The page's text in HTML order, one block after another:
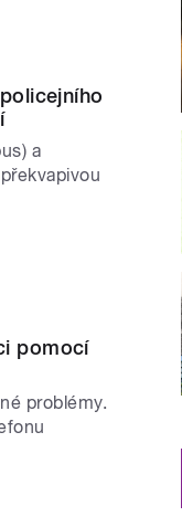
a
pomocí
problémy.